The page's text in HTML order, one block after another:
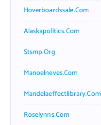
Hoverboardssale.com
Alaskapolitics.com
Stsmp.org
Manoelneves.com
Mandelaeffectlibrary.com
Roselynns.com